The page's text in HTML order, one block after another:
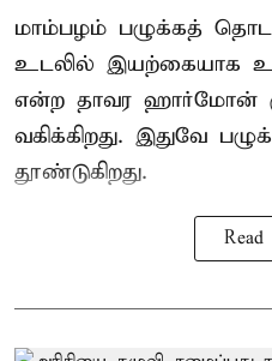
மாம்பழம் பழுக்கத்
உடலில் இயற்கையாக
என்ற தாவர ஹார்மோன்
வகிக்கிறது. இதுவே
தூண்டுகிறது.
Read